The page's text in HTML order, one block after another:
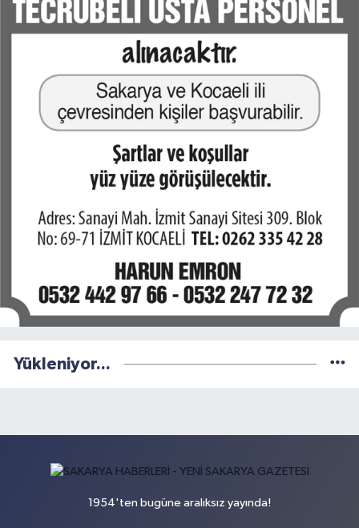
Yükleniyor...
1954'ten bugüne aralıksız yayında!